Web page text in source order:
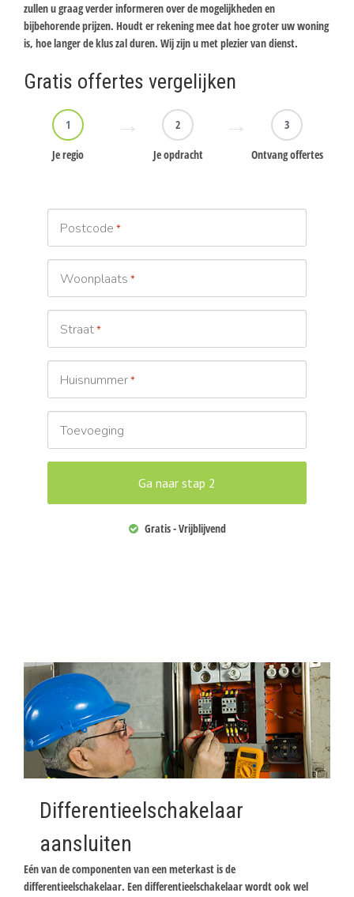
zullen u graag verder informeren over de mogelijkheden en
bijbehorende prijzen. Houdt er rekening mee dat hoe groter uw woning
is, hoe langer de klus zal duren. Wij zijn u met plezier van dienst.
Gratis offertes vergelijken
1
Je regio
2
Je opdracht
3
Ontvang offertes
Postcode *
Woonplaats *
Straat*
Huisnummer*
Toevoeging
Gratis - Vrijblijvend
Differentieelschakelaar
aansluiten
Eén van de componenten van een meterkast is de
differentieelschakelaar. Een differentieelschakelaar wordt ook wel